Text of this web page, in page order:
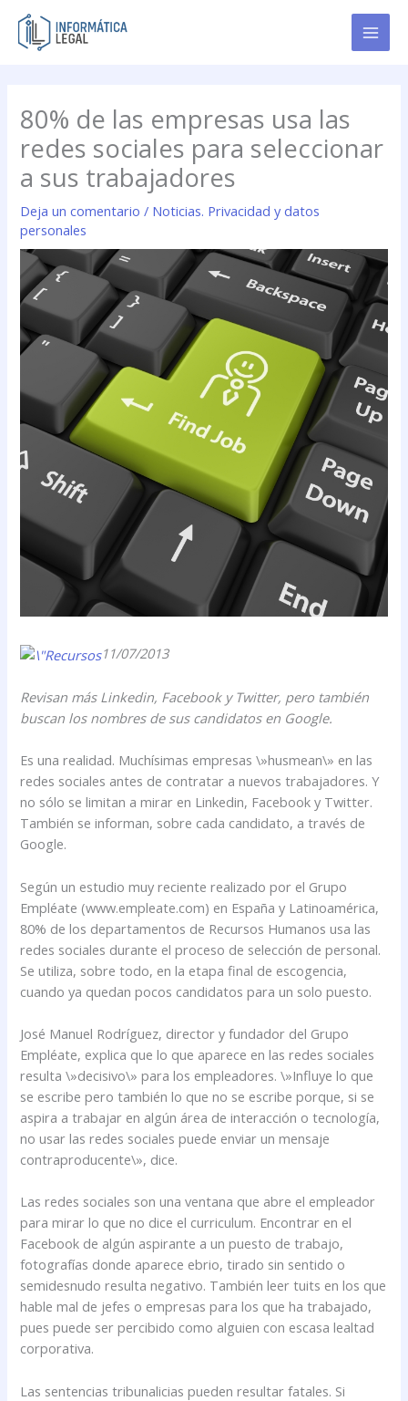
contenido
80% de las empresas usa las
redes sociales para seleccionar
a sus trabajadores
Deja un comentario / Noticias. Privacidad y datos
personales
11/07/2013
Revisan más Linkedin, Facebook y Twitter, pero también
buscan los nombres de sus candidatos en Google.
Es una realidad. Muchísimas empresas \»husmean\» en las
redes sociales antes de contratar a nuevos trabajadores. Y
no sólo se limitan a mirar en Linkedin, Facebook y Twitter.
También se informan, sobre cada candidato, a través de
Google.
Según un estudio muy reciente realizado por el Grupo
Empléate (www.empleate.com) en España y Latinoamérica,
80% de los departamentos de Recursos Humanos usa las
redes sociales durante el proceso de selección de personal.
Se utiliza, sobre todo, en la etapa final de escogencia,
cuando ya quedan pocos candidatos para un solo puesto.
José Manuel Rodríguez, director y fundador del Grupo
Empléate, explica que lo que aparece en las redes sociales
resulta \»decisivo\» para los empleadores. \»Influye lo que
se escribe pero también lo que no se escribe porque, si se
aspira a trabajar en algún área de interacción o tecnología,
no usar las redes sociales puede enviar un mensaje
contraproducente\», dice.
Las redes sociales son una ventana que abre el empleador
para mirar lo que no dice el curriculum. Encontrar en el
Facebook de algún aspirante a un puesto de trabajo,
fotografías donde aparece ebrio, tirado sin sentido o
semidesnudo resulta negativo. También leer tuits en los que
hable mal de jefes o empresas para los que ha trabajado,
pues puede ser percibido como alguien con escasa lealtad
corporativa.
Las sentencias tribunalicias pueden resultar fatales. Si